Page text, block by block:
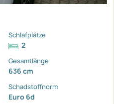
Schlafplätze
2
Gesamtlänge
636 cm
Schadstoffnorm
Euro 6d